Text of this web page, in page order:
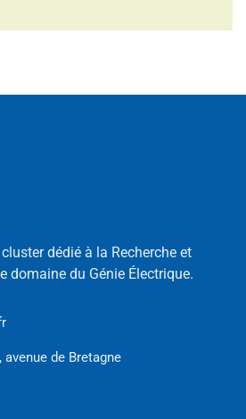
dédié à la Recherche et
domaine du Génie Électrique.
de Bretagne